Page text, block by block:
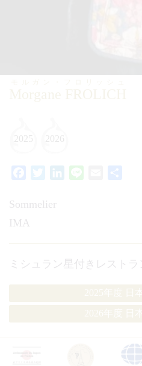
2025 2026
FacebookTwitterLinkedIn Email
Sommelier
IMA
ミシュラン星付きレストラ